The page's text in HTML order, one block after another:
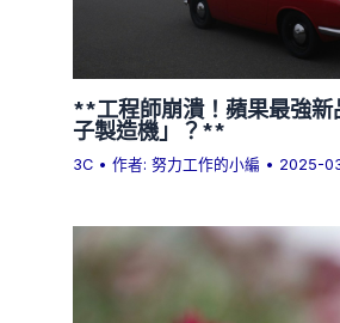
**工程師崩潰！蘋果最強新
子製造機」？**
3C • 作者:努力工作的小編 • 2025-